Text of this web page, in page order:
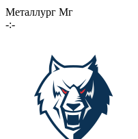
Металлург Мг
-:-